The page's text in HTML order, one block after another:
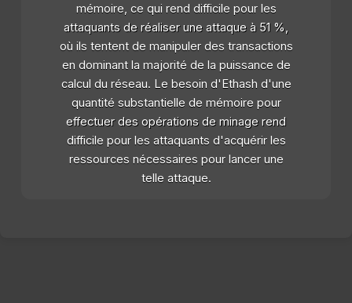
mémoire, ce qui rend difficile pour les
attaquants de réaliser une attaque à 51 %,
où ils tentent de manipuler des transactions
en dominant la majorité de la puissance de
calcul du réseau. Le besoin d'Ethash d'une
quantité substantielle de mémoire pour
effectuer des opérations de minage rend
difficile pour les attaquants d'acquérir les
ressources nécessaires pour lancer une
telle attaque.